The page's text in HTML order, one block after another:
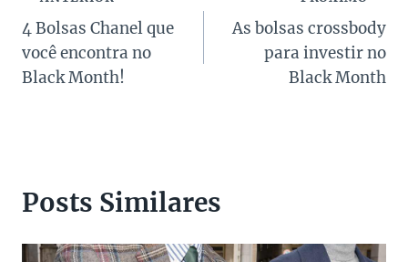
de
Post
4 Bolsas Chanel que
você encontra no
Black Month!
As bolsas crossbody
para investir no
Black Month
Posts Similares